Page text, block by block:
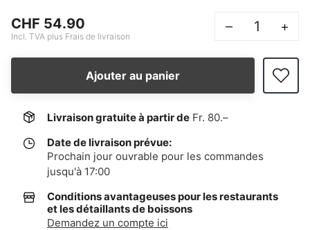
CHF 54.90
Incl. TVA plus Frais de livraison
– +
Ajouter au panier
Livraison gratuite à partir de Fr. 80.–
Date de livraison prévue:
Prochain jour ouvrable pour les commandes
jusqu'à 17:00
Conditions avantageuses pour les restaurants
et les détaillants de boissons
Demandez un compte ici